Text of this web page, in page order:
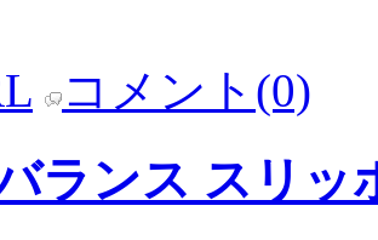
コメント(0)
ランス スリッ